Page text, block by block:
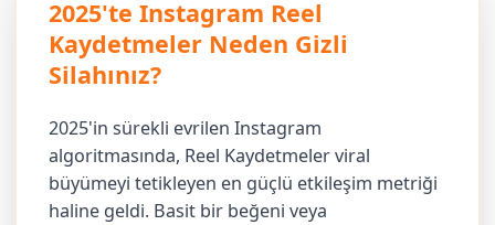
2025'te Instagram Reel
Kaydetmeler Neden Gizli
Silahınız?
2025'in sürekli evrilen Instagram
algoritmasında, Reel Kaydetmeler viral
büyümeyi tetikleyen en güçlü etkileşim metriği
haline geldi. Basit bir beğeni veya